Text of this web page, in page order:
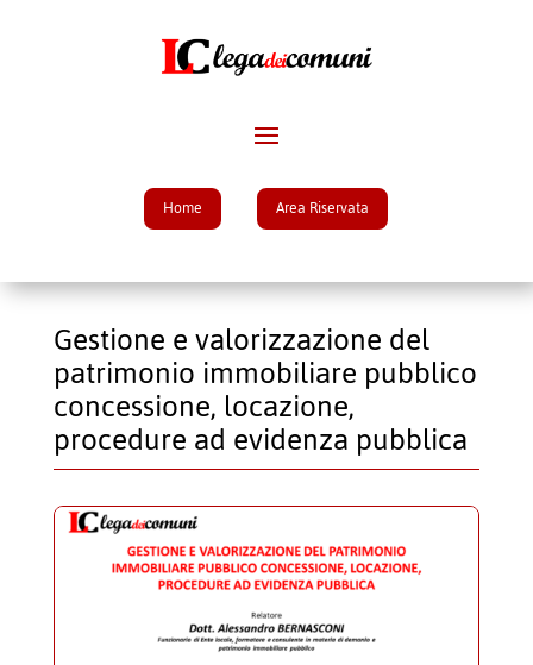
Home Area Riservata
Gestione e valorizzazione del
patrimonio immobiliare pubblico
concessione, locazione,
procedure ad evidenza pubblica